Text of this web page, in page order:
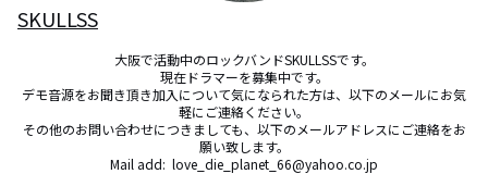
SKULLSS
大阪で活動中のロックバンドSKULLSSです。
現在ドラマーを募集中です。
デモ音源をお聞き頂き加入について気になられた方は、以下のメールにお気
軽にご連絡ください。
その他のお問い合わせにつきましても、以下のメールアドレスにご連絡をお
願い致します。
Mail add:  love_die_planet_66@yahoo.co.jp